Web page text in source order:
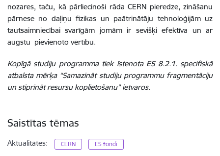
nozares, taču, kā pārliecinoši rāda CERN pieredze, zināšanu
pārnese no daļiņu fizikas un paātrinātāju tehnoloģijām uz
tautsaimniecībai svarīgām jomām ir sevišķi efektīva un ar
augstu pievienoto vērtību.
Kopīgā studiju programma tiek īstenota ES 8.2.1. specifiskā
atbalsta mērķa “Samazināt studiju programmu fragmentāciju
un stiprināt resursu koplietošanu” ietvaros.
Saistītas tēmas
Aktualitātes: CERN ES fondi